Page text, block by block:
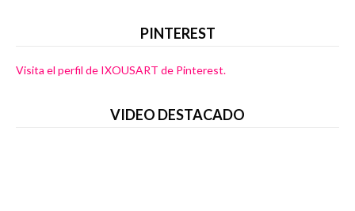
PINTEREST
Visita el perfil de IXOUSART de Pinterest.
VIDEO DESTACADO